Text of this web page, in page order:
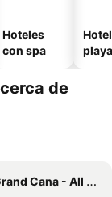
Hoteles
con spa
playa
de
Cana - All Suites